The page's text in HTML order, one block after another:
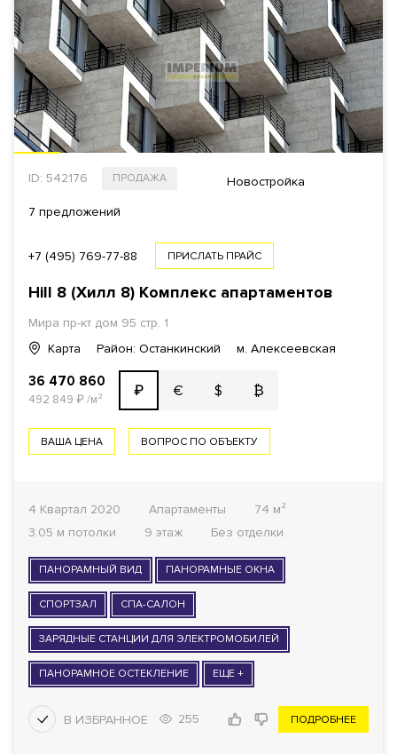
ID: 542176 ПРОДАЖА Новостройка
7 предложений
+7 (495) 769-77-88 ПРИСЛАТЬ ПРАЙС
Hill 8 (Хилл 8) Комплекс апартаментов
Мира пр-кт дом 95 стр. 1
Карта
Район: Останкинский м. Алексеевская
36 470 860
492 849 ₽/м² ₽ € $ ₿
ВАША ЦЕНА ВОПРОС ПО ОБЪЕКТУ
4 Квартал 2020 Апартаменты
74 м²
3.05 м потолки
9 этаж Без отделки
ПАНОРАМНЫЙ ВИД ПАНОРАМНЫЕ ОКНА
СПОРТЗАЛ СПА-САЛОН
ЗАРЯДНЫЕ СТАНЦИИ ДЛЯ ЭЛЕКТРОМОБИЛЕЙ
ПАНОРАМНОЕ ОСТЕКЛЕНИЕ ЕЩЕ +
255 ПОДРОБНЕЕ